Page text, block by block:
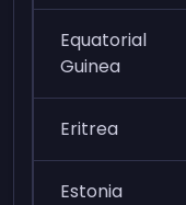
Equatorial
Guinea
Eritrea
Estonia